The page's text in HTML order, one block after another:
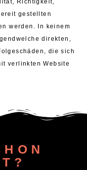
Richtigkeit,
gestellten
werden. In keinem
direkten,
die sich
verlinkten Website